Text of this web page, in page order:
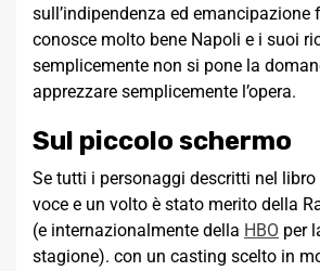
sull’indipendenza ed emancipazione
conosce molto bene Napoli e i suoi
semplicemente non si pone la
apprezzare semplicemente l’opera.
Sul piccolo schermo
Se tutti i personaggi descritti nel
voce e un volto è stato merito della
(e internazionalmente della HBO per
stagione). con un casting scelto in